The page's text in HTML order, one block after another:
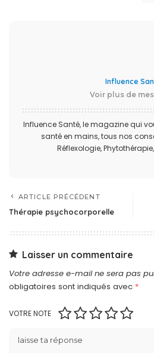
Influence
Voir plus de
Influence Santé, le magazine qui
santé en mains, tous nos
Réflexologie,
ARTICLE PRÉCÉDENT
Thérapie psychocorporelle
Laisser un commentaire
Votre adresse e-mail ne sera pas
obligatoires sont indiqués avec *
VOTRE NOTE